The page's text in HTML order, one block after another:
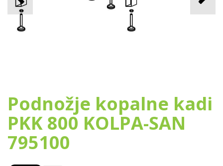
Podnožje kopalne kadi
PKK 800 KOLPA-SAN
795100